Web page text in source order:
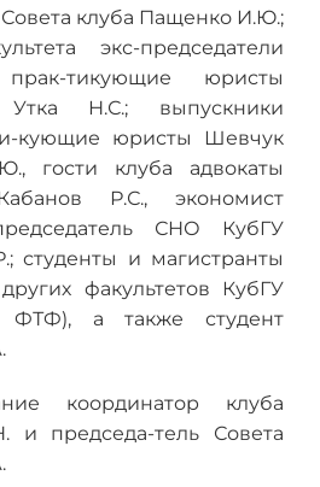
клуба Пащенко И.Ю.;
экс-председатели
тикующие юристы
Н.С.; выпускники
кующие юристы Шевчук
гости клуба адвокаты
Р.С., экономист
СНО КубГУ
студенты и магистранты
факультетов КубГУ
ФТФ), а также студент
координатор клуба
и председа-тель Совета